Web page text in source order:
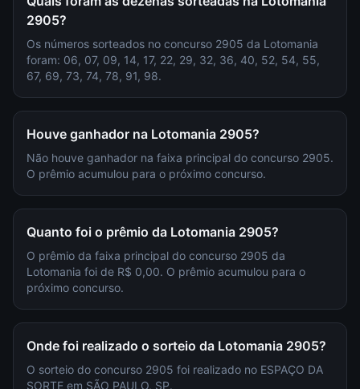
2905?
Os números sorteados no concurso 2905 da Lotomania
foram: 06, 07, 09, 14, 17, 22, 29, 32, 36, 40, 52, 54, 55,
67, 69, 73, 74, 78, 91, 98.
Houve ganhador na Lotomania 2905?
Não houve ganhador na faixa principal do concurso 2905.
O prêmio acumulou para o próximo concurso.
Quanto foi o prêmio da Lotomania 2905?
O prêmio da faixa principal do concurso 2905 da
Lotomania foi de R$ 0,00. O prêmio acumulou para o
próximo concurso.
Onde foi realizado o sorteio da Lotomania 2905?
O sorteio do concurso 2905 foi realizado no ESPAÇO DA
SORTE em SÃO PAULO, SP.